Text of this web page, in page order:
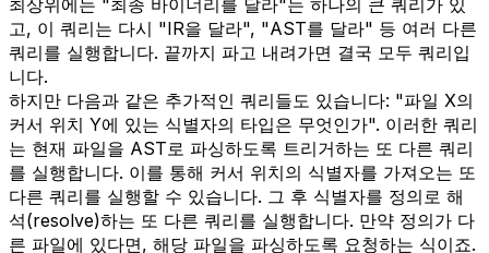
고, 이 쿼리는 다시 "IR을 달라", "AST를 달라" 등 여러 다른
쿼리를 실행합니다. 끝까지 파고 내려가면 결국 모두 쿼리입
니다.
하지만 다음과 같은 추가적인 쿼리들도 있습니다: "파일 X의
커서 위치 Y에 있는 식별자의 타입은 무엇인가". 이러한 쿼리
는 현재 파일을 AST로 파싱하도록 트리거하는 또 다른 쿼리
를 실행합니다. 이를 통해 커서 위치의 식별자를 가져오는 또
다른 쿼리를 실행할 수 있습니다. 그 후 식별자를 정의로 해
석(resolve)하는 또 다른 쿼리를 실행합니다. 만약 정의가 다
른 파일에 있다면, 해당 파일을 파싱하도록 요청하는 식이죠.